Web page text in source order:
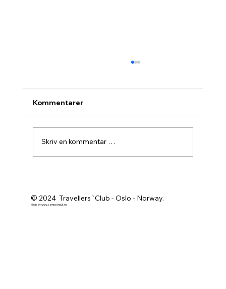
Kommentarer
Skriv en kommentar …
© 2024 Travellers`Club - Oslo - Norway.
Made bywww.campconsult.no